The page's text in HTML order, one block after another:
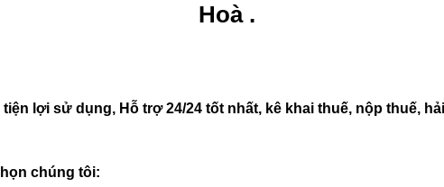
Hoà .
lợi sử dụng, Hỗ trợ 24/24 tốt nhất, kê khai thuế, nộp thuế,
chúng tôi: